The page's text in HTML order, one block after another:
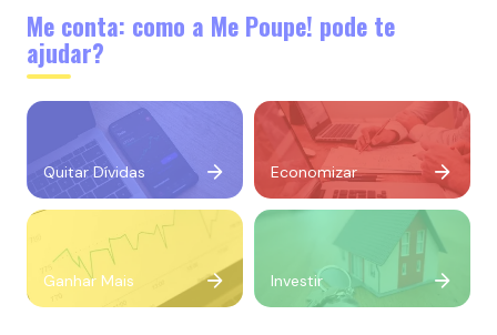
Me conta: como a Me Poupe! pode te
ajudar?
Quitar Dívidas Economizar
Ganhar Mais Investir